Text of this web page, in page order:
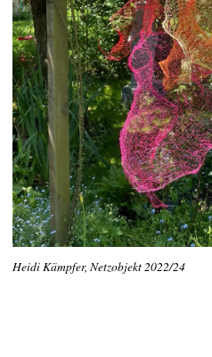
Heidi Kämpfer, Netzobjekt 2022/24